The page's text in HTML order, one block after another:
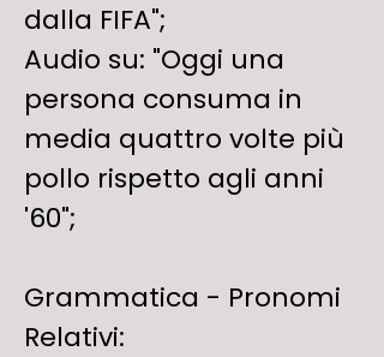
dalla FIFA";
Audio su: "Oggi una
persona consuma in
media quattro volte più
pollo rispetto agli anni
'60";
Grammatica - Pronomi
Relativi: